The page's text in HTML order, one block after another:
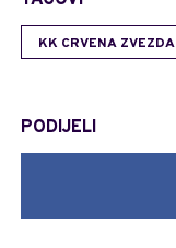
KK CRVENA ZVEZDA
PODIJELI